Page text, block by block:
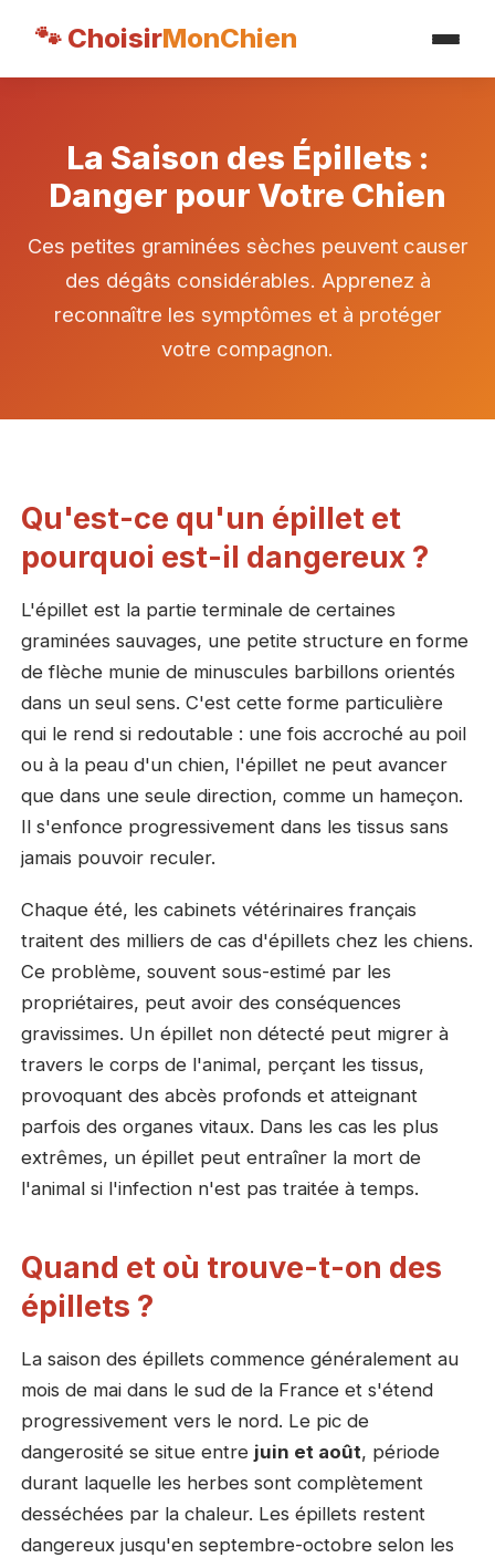
🐾 ChoisirMonChien
La Saison des Épillets :
Danger pour Votre Chien
Ces petites graminées sèches peuvent causer
des dégâts considérables. Apprenez à
reconnaître les symptômes et à protéger
votre compagnon.
Qu'est-ce qu'un épillet et
pourquoi est-il dangereux ?
L'épillet est la partie terminale de certaines
graminées sauvages, une petite structure en forme
de flèche munie de minuscules barbillons orientés
dans un seul sens. C'est cette forme particulière
qui le rend si redoutable : une fois accroché au poil
ou à la peau d'un chien, l'épillet ne peut avancer
que dans une seule direction, comme un hameçon.
Il s'enfonce progressivement dans les tissus sans
jamais pouvoir reculer.
Chaque été, les cabinets vétérinaires français
traitent des milliers de cas d'épillets chez les chiens.
Ce problème, souvent sous-estimé par les
propriétaires, peut avoir des conséquences
gravissimes. Un épillet non détecté peut migrer à
travers le corps de l'animal, perçant les tissus,
provoquant des abcès profonds et atteignant
parfois des organes vitaux. Dans les cas les plus
extrêmes, un épillet peut entraîner la mort de
l'animal si l'infection n'est pas traitée à temps.
Quand et où trouve-t-on des
épillets ?
La saison des épillets commence généralement au
mois de mai dans le sud de la France et s'étend
progressivement vers le nord. Le pic de
dangerosité se situe entre juin et août, période
durant laquelle les herbes sont complètement
desséchées par la chaleur. Les épillets restent
dangereux jusqu'en septembre-octobre selon les